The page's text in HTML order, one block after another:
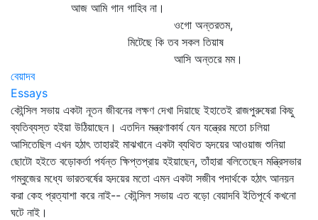
আজ আমি গান গাহিব না।
ওগো অন্তরতম,
মিটেছে কি তব সকল তিয়াষ
আসি অন্তরে মম।
বেয়াদব
Essays
কৌন্সিল সভায় একটা নূতন জীবনের লক্ষণ দেখা দিয়াছে ইহাতেই রাজপুরুষেরা কিছু
ব্যতিব্যস্ত হইয়া উঠিয়াছেন। এতদিন মন্ত্রণাকার্য যেন যন্ত্রের মতো চলিয়া
আসিতেছিল এখন হঠাৎ তাহারই মাঝখানে একটা ব্যথিত হৃদয়ের আওয়াজ শুনিয়া
ছোটো হইতে বড়োকর্তা পর্যন্ত ক্ষিপ্তপ্রায় হইয়াছেন, তাঁহারা বলিতেছেন মন্ত্রিসভার
গম্বুজের মধ্যে ভারতবর্ষের হৃদয়ের মতো এমন একটা সজীব পদার্থকে হঠাৎ আনয়ন
করা কেহ প্রত্যাশা করে নাই-- কৌন্সিল সভায় এত বড়ো বেয়াদবি ইতিপূর্বে কখনো
ঘটে নাই।